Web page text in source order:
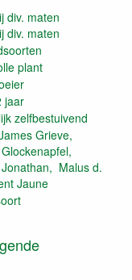
div. maten
div. maten
plant
jaar
zelfbestuivend
Grieve,
Malus d.
Jaune